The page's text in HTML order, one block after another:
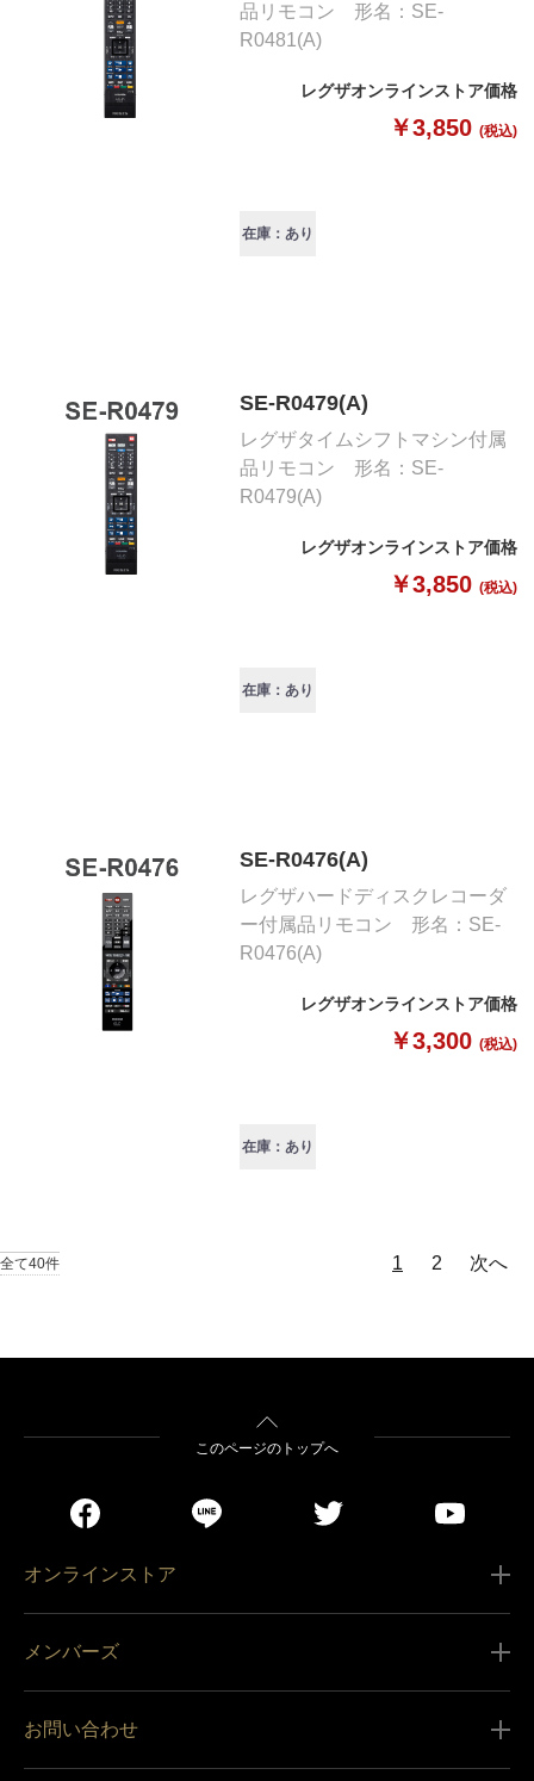
品リモコン 形名：SE-
R0481(A)
レグザオンラインストア価格
￥3,850 (税込)
在庫：あり
SE-R0479(A)
レグザタイムシフトマシン付属
品リモコン 形名：SE-
R0479(A)
レグザオンラインストア価格
￥3,850 (税込)
在庫：あり
SE-R0476(A)
レグザハードディスクレコーダ
ー付属品リモコン 形名：SE-
R0476(A)
レグザオンラインストア価格
￥3,300 (税込)
在庫：あり
全て40件 1 2 次へ
このページのトップへ
オンラインストア
メンバーズ
会員規約
お問い合わせ